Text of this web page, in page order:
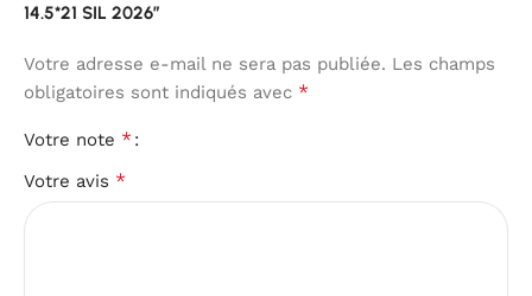
14.5*21 SIL 2026”
Votre adresse e-mail ne sera pas publiée. Les champs
obligatoires sont indiqués avec *
Votre note *
Votre avis *